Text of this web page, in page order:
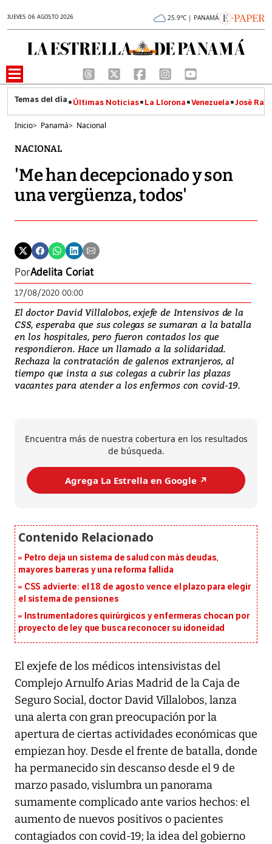
JUEVES 06 AGOSTO 2026 25.9°C | PANAMÁ
Últimas Noticias La Llorona Venezuela José
Inicio> Panamá> Nacional
NACIONAL
'Me han decepcionado y son
una vergüenza, todos'
PorAdelita Coriat
17/08/2020 00:00
El doctor David Villalobos, exjefe de Intensivos de la
CSS, esperaba que sus colegas se sumaran a la batalla
en los hospitales, pero fueron contados los que
respondieron. Hace un llamado a la solidaridad.
Rechaza la contratación de galenos extranjeros, al
tiempo que insta a sus colegas a cubrir las plazas
vacantes para atender a los enfermos con covid-19.
Encuentra más de nuestra cobertura en los resultados
de búsqueda.
Agrega La Estrella en Google ↗️
Petro deja un sistema de salud con más deudas,
mayores barreras y una reforma fallida
CSS advierte: el 18 de agosto vence el plazo para elegir
el sistema de pensiones
Instrumentadores quirúrgicos y enfermeras chocan por
proyecto de ley que busca reconocer su idoneidad
El exjefe de los médicos intensivistas del
Complejo Arnulfo Arias Madrid de la Caja de
Seguro Social, doctor David Villalobos, lanza
una alerta con gran preocupación por la
apertura de ciertas actividades económicas que
empiezan hoy. Desde el frente de batalla, donde
ha permanecido sin descanso desde el 9 de
marzo pasado, vislumbra un panorama
sumamente complicado ante varios hechos: el
aumento de nuevos positivos o pacientes
contagiados con covid-19; la idea del gobierno